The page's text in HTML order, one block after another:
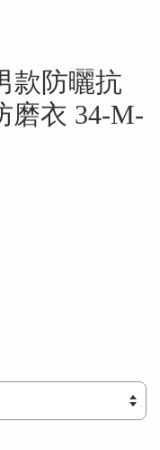
款防曬抗
磨衣 34-M-